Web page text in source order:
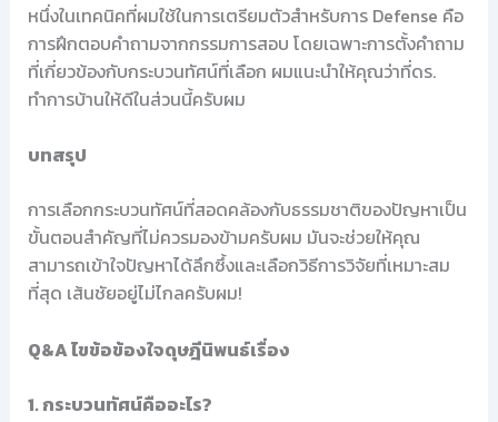
หนึ่งในเทคนิคที่ผมใช้ในการเตรียมตัวสำหรับการ Defense คือ
การฝึกตอบคำถามจากกรรมการสอบ โดยเฉพาะการตั้งคำถาม
ที่เกี่ยวข้องกับกระบวนทัศน์ที่เลือก ผมแนะนำให้คุณว่าที่ดร.
ทำการบ้านให้ดีในส่วนนี้ครับผม
บทสรุป
การเลือกกระบวนทัศน์ที่สอดคล้องกับธรรมชาติของปัญหาเป็น
ขั้นตอนสำคัญที่ไม่ควรมองข้ามครับผม มันจะช่วยให้คุณ
สามารถเข้าใจปัญหาได้ลึกซึ้งและเลือกวิธีการวิจัยที่เหมาะสม
ที่สุด เส้นชัยอยู่ไม่ไกลครับผม!
Q&A ไขข้อข้องใจดุษฎีนิพนธ์เรื่อง
1. กระบวนทัศน์คืออะไร?